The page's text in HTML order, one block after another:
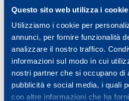
Questo sito web utilizza i cookie
Utilizziamo i cookie per
annunci, per fornire funzionalità
analizzare il nostro traffico.
informazioni sul modo in cui
nostri partner che si occupano di
pubblicità e social media, i quali
con altre informazioni che ha
Leggi tutto
MAPEI FESTEGGIA LA
22 Maggio 2025/ news
MAPEI FESTEGGIA LA
PARTENZA DI MARCO
500 MIGLIA DI
Leggi tutto